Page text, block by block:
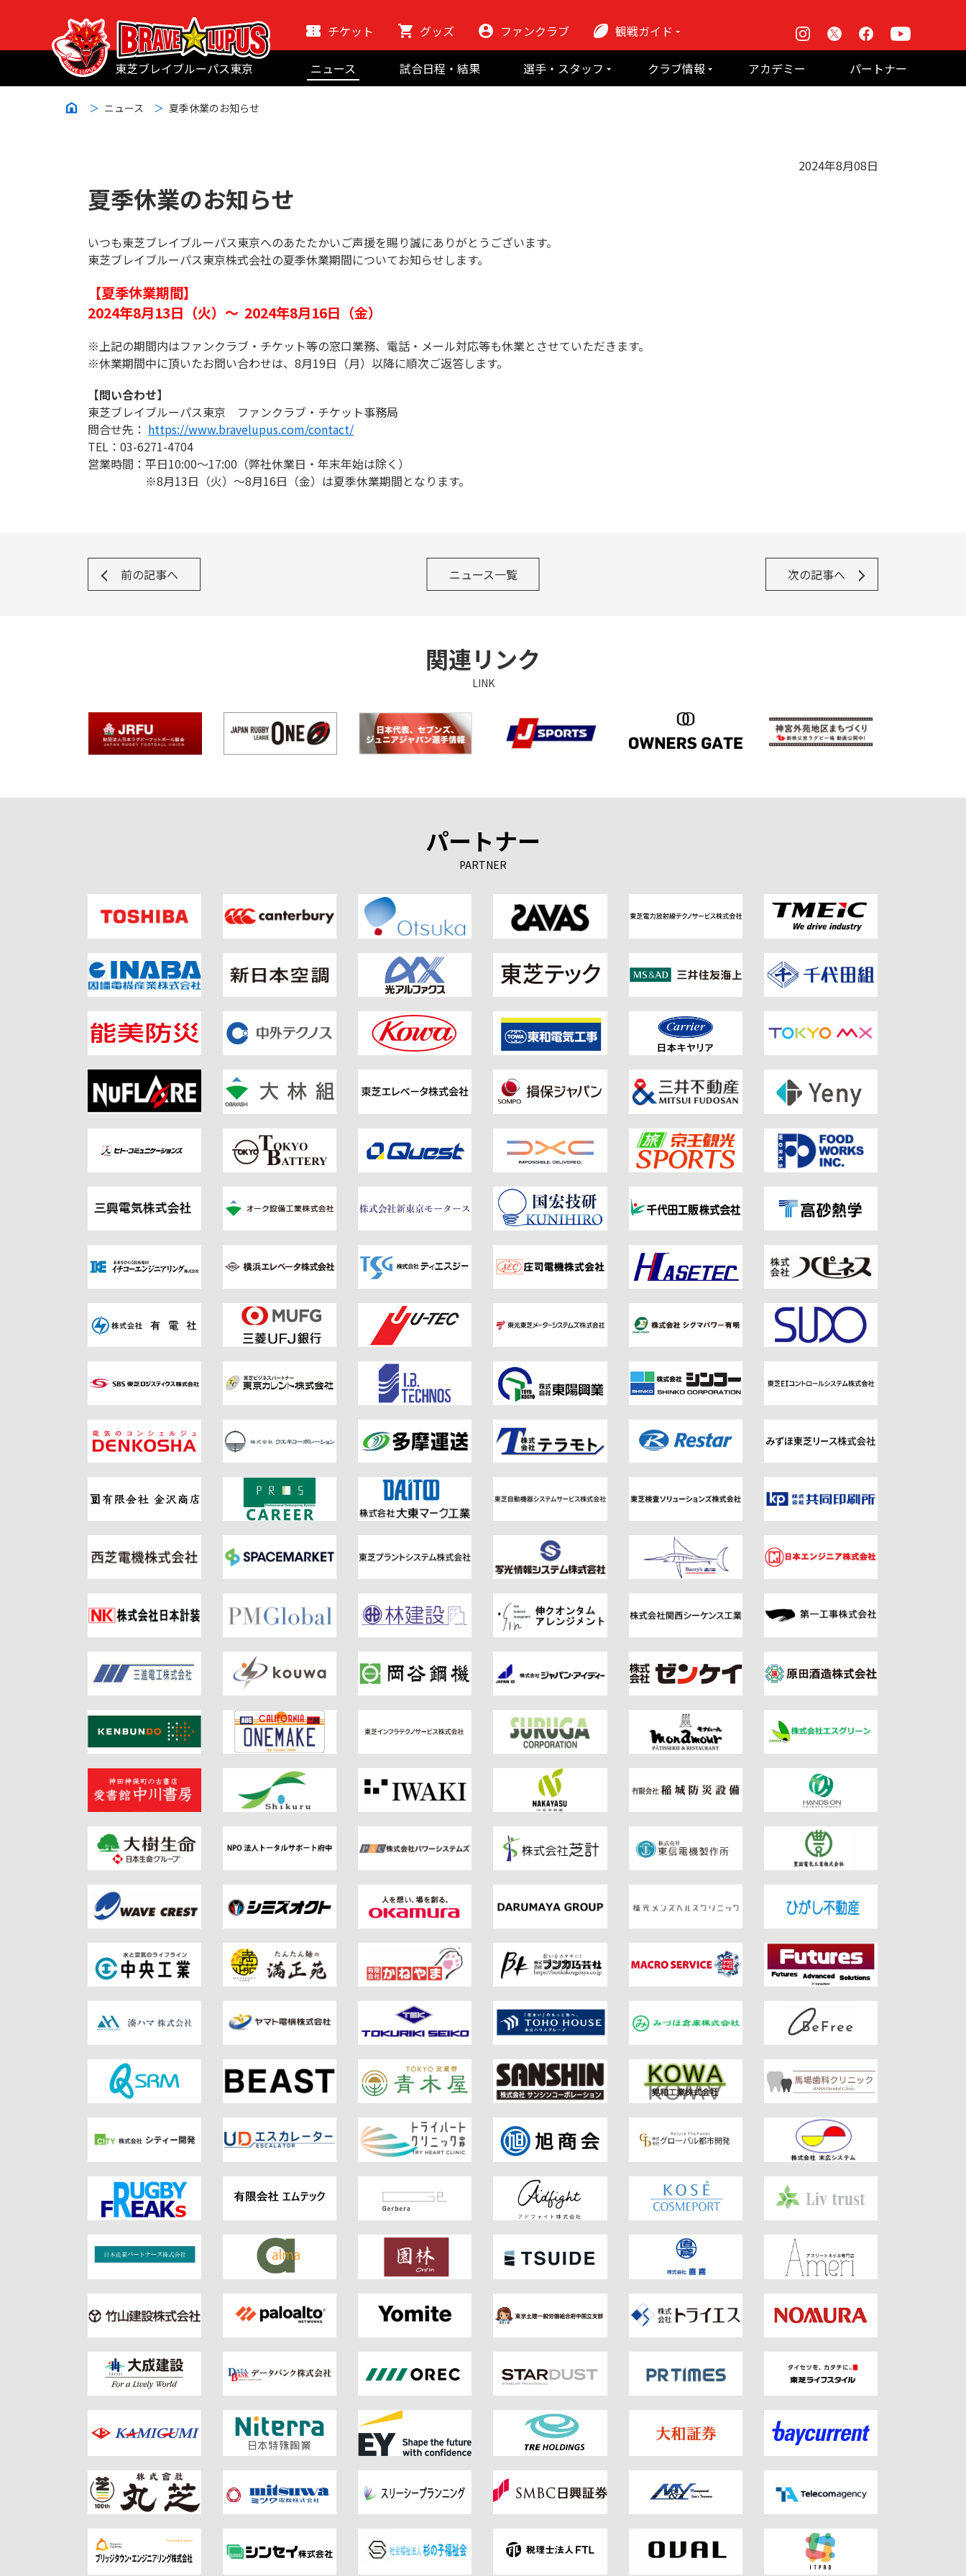
東芝ブレイブルーパス東京
チケット グッズ ファンクラブ
観戦ガイド
初めての観戦
Instagram Facebook
ニュース
試合日程・結果
選手・スタッフ
クラブ情報
アカデミー パートナー
ニュース 夏季休業のお知らせ
2024年8月08日
夏季休業のお知らせ
いつも東芝ブレイブルーパス東京へのあたたかいご声援を賜り誠にありがとうございます。
東芝ブレイブルーパス東京株式会社の夏季休業期間についてお知らせします。
【夏季休業期間】
2024年8月13日（火）～ 2024年8月16日（金）
※上記の期間内はファンクラブ・チケット等の窓口業務、電話・メール対応等も休業とさせていただきます。
※休業期間中に頂いたお問い合わせは、8月19日（月）以降に順次ご返答します。
【問い合わせ】
東芝ブレイブルーパス東京 ファンクラブ・チケット事務局
問合せ先： https://www.bravelupus.com/contact/
TEL：03-6271-4704
営業時間：平日10:00～17:00（弊社休業日・年末年始は除く）
※8月13日（火）～8月16日（金）は夏季休業期間となります。
ニュース一覧
前の記事へ 次の記事へ
関連リンク
LINK
パートナー
PARTNER